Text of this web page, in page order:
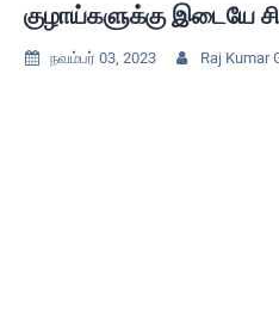
குழாய்களுக்கு இடையே
 நவம்பர் 03, 2023  Raj Kumar